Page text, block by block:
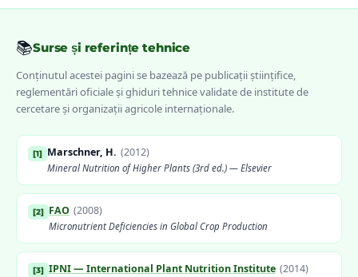
📚Surse și referințe tehnice
Conținutul acestei pagini se bazează pe publicații științifice,
reglementări oficiale și ghiduri tehnice validate de institute de
cercetare și organizații agricole internaționale.
[1] Marschner, H. (2012)
Mineral Nutrition of Higher Plants (3rd ed.) — Elsevier
[2] FAO (2008)
Micronutrient Deficiencies in Global Crop Production
[3] IPNI — International Plant Nutrition Institute (2014)